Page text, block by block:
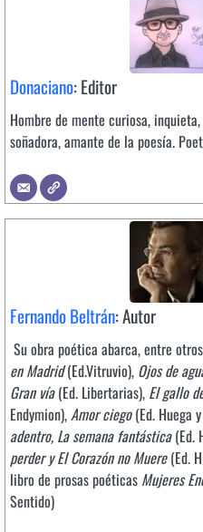
Donaciano: Editor
Hombre de mente curiosa,
soñadora, amante de la poesía.
Fernando Beltrán: Autor
Su obra poética abarca, entre
en Madrid(Ed.Vitruvio), Ojos de
Gran vía(Ed. Libertarias), El gallo
Endymion), Amor ciego(Ed. Huega
adentro, La semana fantástica(Ed.
perder y El Corazón no Muere(Ed.
libro de prosas poéticas Mujeres
Sentido)